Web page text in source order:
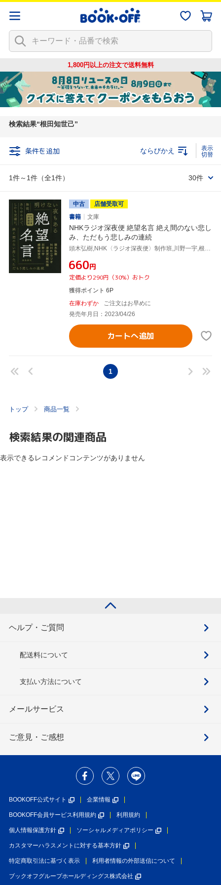
1,800円以上の注文で送料無料
検索結果 根田知世己
条件を追加
1件～1件（全1件）
ならびかえ
30件
中古
店舗受取可
書籍
文庫
NHKラジオ深夜便 絶望名言 絶え間のない悲し
み、ただもう悲しみの連続
¥660円
定価より290円（30%）おトク
獲得ポイント 6P
在庫わずか
ご注文はお早めに
発売年月日：2023/04/26
カートへ追加
1
トップ 商品一覧
検索結果の関連商品
表示できるレコメンドコンテンツがありません
ヘルプ・ご質問
配送料について
支払い方法について
メールサービス
ご意見・ご感想
BOOKOFF公式サイト 企業情報
BOOKOFF会員サービス利用規約 利用規約
個人情報保護方針 ソーシャルメディアポリシー
カスタマーハラスメントに対する基本方針
特定商取引法に基づく表示 利用者情報の外部送信について
ブックオフグループホールディングス株式会社